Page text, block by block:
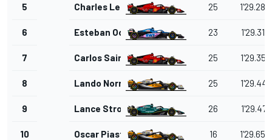
5 Charles Leclerc 25 1'29.280
6 Esteban Ocon 23 1'29.319
7 Carlos Sainz 25 1'29.357
8 Lando Norris 25 1'29.441
9 Lance Stroll 26 1'29.471
10 Oscar Piastri 16 1'29.658